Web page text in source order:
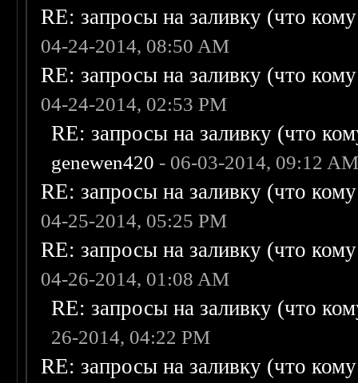
RE: запросы на заливку (что
04-24-2014, 08:50 AM
RE: запросы на заливку (что
04-24-2014, 02:53 PM
RE: запросы на заливку (что
genewen420 - 06-03-2014, 09:12
RE: запросы на заливку (что
04-25-2014, 05:25 PM
RE: запросы на заливку (что
04-26-2014, 01:08 AM
RE: запросы на заливку (что
26-2014, 04:22 PM
RE: запросы на заливку (что